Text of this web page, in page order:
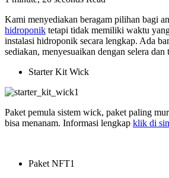
Kami menyediakan beragam pilihan bagi
hidroponik tetapi tidak memiliki waktu
instalasi hidroponik secara lengkap. Ada
sediakan, menyesuaikan dengan selera
Starter Kit Wick
Paket pemula sistem wick, paket paling
bisa menanam. Informasi lengkap klik di
Paket NFT1